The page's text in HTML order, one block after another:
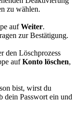
zu wählen.
aufWeiter.
zur Bestätigung.
den Löschprozess
aufKonto löschen,
bist, wirst du
dein Passwort ein und